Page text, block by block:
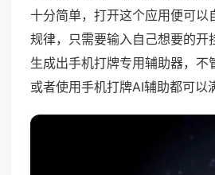
十分简单，打开这个应用便可以
规律，只需要输入自己想要的开
生成出手机打牌专用辅助器，不
或者使用手机打牌AI辅助都可以